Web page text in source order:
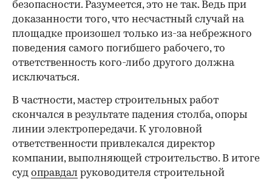
безопасности. Разумеется, это не так. Ведь при
доказанности того, что несчастный случай на
площадке произошел только из-за небрежного
поведения самого погибшего рабочего, то
ответственность кого-либо другого должна
исключаться.
В частности, мастер строительных работ
скончался в результате падения столба, опоры
линии электропередачи. К уголовной
ответственности привлекался директор
компании, выполняющей строительство. В итоге
суд оправдал руководителя строительной